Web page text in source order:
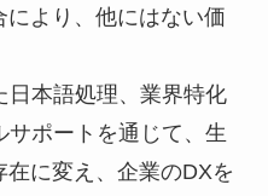
より、他にはない価
日本語処理、業界特化
ポートを通じて、生
に変え、企業のDXを